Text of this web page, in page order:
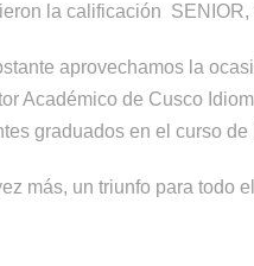
la calificación SENIOR,
aprovechamos la
Académico de Cusco
graduados en el curso
más, un triunfo para todo